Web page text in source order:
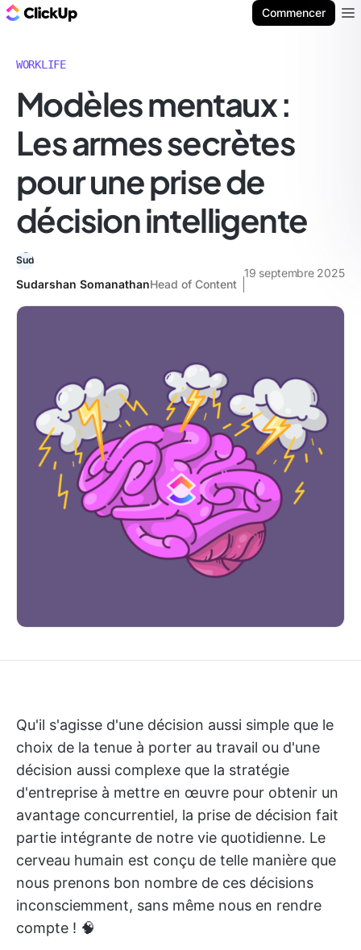
Commencer
WORKLIFE
Modèles mentaux :
Les armes secrètes
pour une prise de
décision intelligente
Sudarshan SomanathanHead of Content
19 septembre 2025
Qu'il s'agisse d'une décision aussi simple que le
choix de la tenue à porter au travail ou d'une
décision aussi complexe que la stratégie
d'entreprise à mettre en œuvre pour obtenir un
avantage concurrentiel, la prise de décision fait
partie intégrante de notre vie quotidienne. Le
cerveau humain est conçu de telle manière que
nous prenons bon nombre de ces décisions
inconsciemment, sans même nous en rendre
compte ! 🧠